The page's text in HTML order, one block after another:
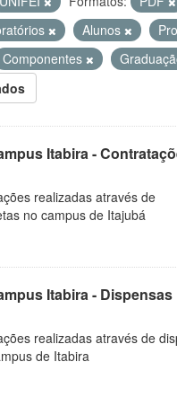
Alunos
Componentes
Itabira -
realizadas através de
no campus de Itajubá
Itabira - Dispensas
realizadas através de
de Itabira